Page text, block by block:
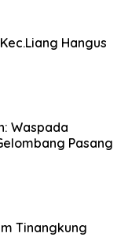
Hangus
Waspada
Pasang
Tinangkung